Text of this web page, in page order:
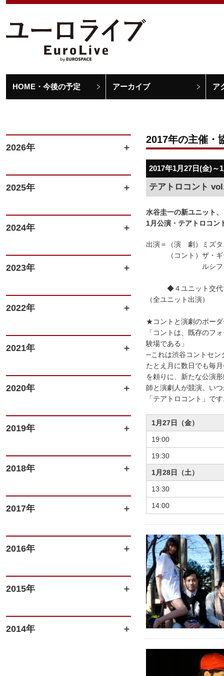
HOME・今後の予定 アーカイブ ア
2026年
2025年
2024年
2023年
2022年
2021年
2020年
2019年
2018年
2017年
2016年
2015年
2014年
2017年の主催・
2017年1月27日(金)～
テアトロコント
水谷圭一の新ユニット
1月公演・テアトロコン
出演＝（演 劇）ミズタ
（コント）ザ・ギー
ルシファー吉岡
◆４ユニット交代で
（全ユニット出演）
★コントと演劇のボー
「コントは、既存のフ
験場である」
─これは渋谷コントセン
たとえ月に数日でも毎
を頼りに、新たな公演
師と演劇人が競演。い
「テアトロコント」で
1月27日（金）
19:00
19:30
1月28日（土）
13:30
14:00